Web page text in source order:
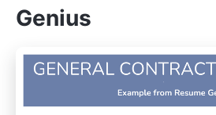
Genius